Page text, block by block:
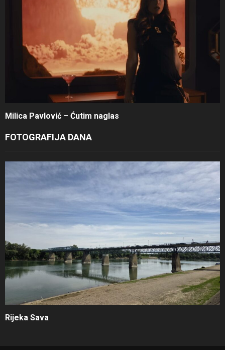
Milica Pavlović – Ćutim naglas
FOTOGRAFIJA DANA
Rijeka Sava